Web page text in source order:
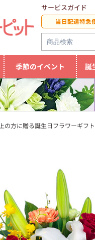
サービスガイド
当日配達特急
季節のイベント 誕
の方に贈る誕生日フラワーギフト